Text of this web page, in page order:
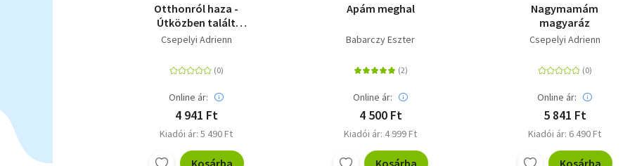
Otthonról haza -
Útközben talált
történetek
Csepelyi Adrienn
Online ár:
4 941 Ft
Kiadói ár: 5 490 Ft
Kosárba
Apám meghal
Babarczy Eszter
Online ár:
4 500 Ft
Kiadói ár: 4 999 Ft
Kosárba
Nagymamám
magyaráz
Csepelyi Adrienn
Online ár:
5 841 Ft
Kiadói ár: 6 490 Ft
Kosárba